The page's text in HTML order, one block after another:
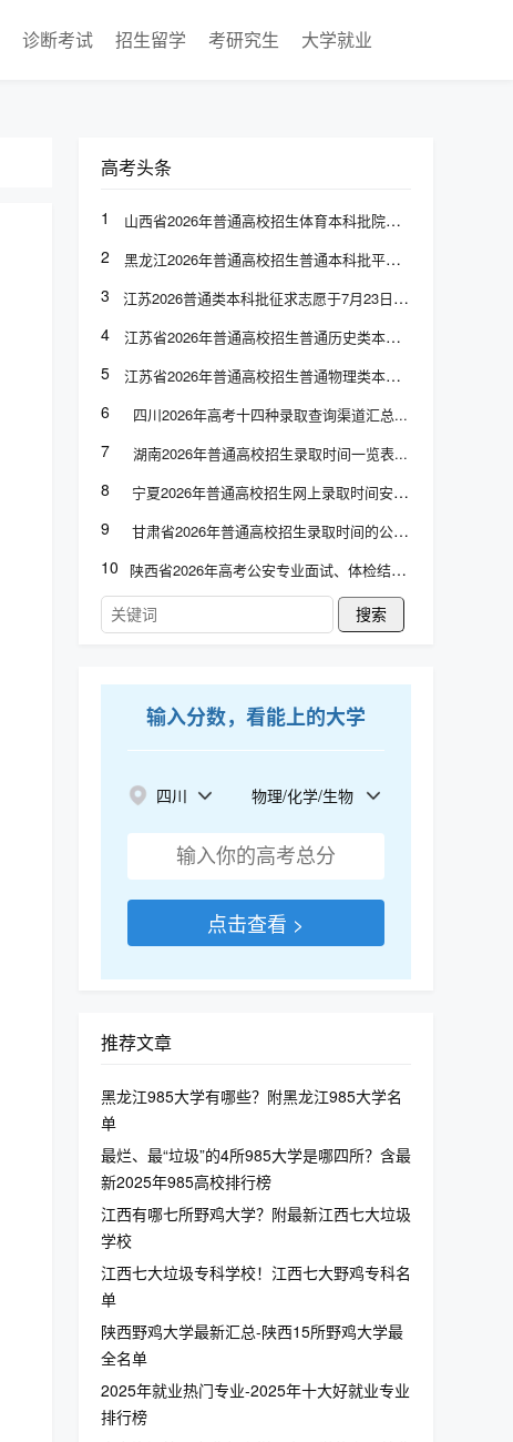
诊断考试 招生留学 考研究生 大学就业
高考头条
1
山西省2026年普通高校招生体育本科批院校专业组投档最低分
2
黑龙江2026年普通高校招生普通本科批平行志愿投档分数线发布
3
江苏2026普通类本科批征求志愿于7月23日上午9:00至下午3:00填报
4
江苏省2026年普通高校招生普通历史类本科批次征求志愿计划
5
江苏省2026年普通高校招生普通物理类本科批次征求志愿计划
6
四川2026年高考十四种录取查询渠道汇总
7 湖南2026年普通高校招生录取时间一览表
8
宁夏2026年普通高校招生网上录取时间安排
9
甘肃省2026年普通高校招生录取时间的公告
10
陕西省2026年高考公安专业面试、体检结论查询
搜索
输入分数，看能上的大学
四川 物理/化学/生物
点击查看 >
推荐文章
黑龙江985大学有哪些？附黑龙江985大学名
单
最烂、最“垃圾”的4所985大学是哪四所？含最
新2025年985高校排行榜
江西有哪七所野鸡大学？附最新江西七大垃圾
学校
江西七大垃圾专科学校！江西七大野鸡专科名
单
陕西野鸡大学最新汇总-陕西15所野鸡大学最
全名单
2025年就业热门专业-2025年十大好就业专业
排行榜